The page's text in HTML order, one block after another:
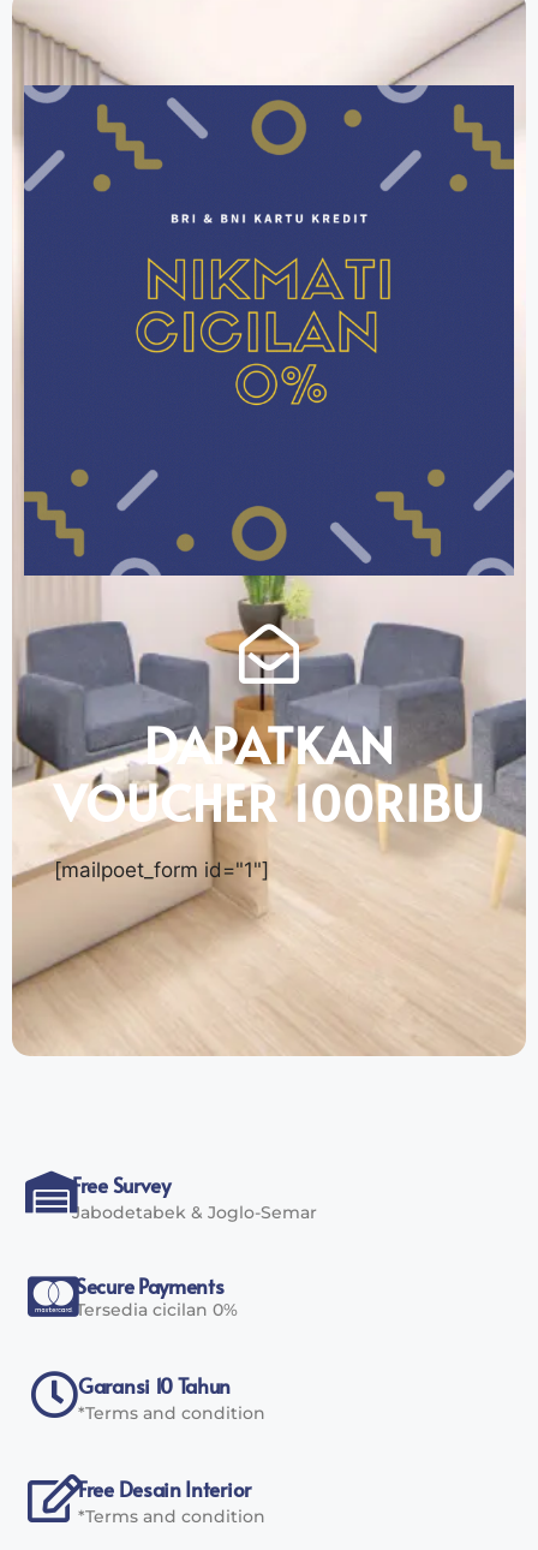
DAPATKAN
VOUCHER 100RIBU
[mailpoet_form id="1"]
Free Survey
Jabodetabek & Joglo-Semar
Secure Payments
Tersedia cicilan 0%
Garansi 10 Tahun
*Terms and condition
Free Desain Interior
*Terms and condition